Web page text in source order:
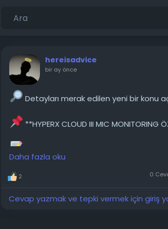
hereisadvice
bir ay önce
Detayları merak edilen yeni bir konu
**HYPERX CLOUD III MIC MONITORING
çalışmıyor. Yazılımda etkinleştirdim ama
önerisi olan var mı?
───────────────
Daha fazla oku
2 0
Cevap yazmak ve tepki vermek için giriş